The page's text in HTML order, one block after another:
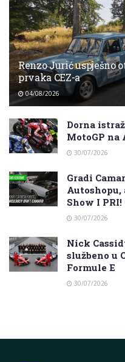
Renzo Jurić uspješno
prvaka CEZ-a
04/08/2026
Dorna
MotoGP na
30/07/2026
Gradi
Autoshopu,
Show I PRI!
30/07/2026
Nick
službeno u
Formule E
30/07/2026